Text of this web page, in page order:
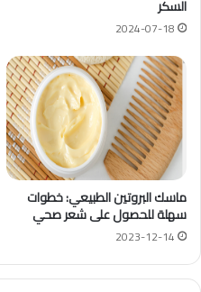
السكر
2024-07-18
ماسك البروتين الطبيعي: خطوات
سهلة للحصول على شعر صحي
2023-12-14